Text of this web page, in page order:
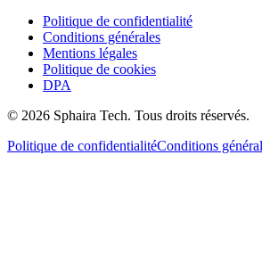
Politique de confidentialité
Conditions générales
Mentions légales
Politique de cookies
DPA
© 2026 Sphaira Tech. Tous droits réservés.
Politique de confidentialitéConditions